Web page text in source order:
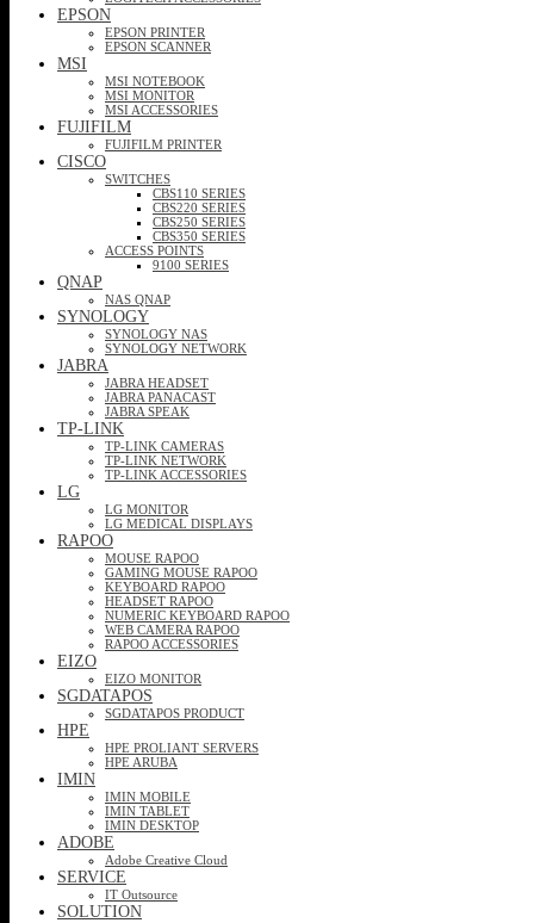
EPSON
EPSON PRINTER
EPSON SCANNER
MSI
MSI NOTEBOOK
MSI MONITOR
MSI ACCESSORIES
FUJIFILM
FUJIFILM PRINTER
CISCO
SWITCHES
CBS110 SERIES
CBS220 SERIES
CBS250 SERIES
CBS350 SERIES
ACCESS POINTS
9100 SERIES
QNAP
NAS QNAP
SYNOLOGY
SYNOLOGY NAS
SYNOLOGY NETWORK
JABRA
JABRA HEADSET
JABRA PANACAST
JABRA SPEAK
TP-LINK
TP-LINK CAMERAS
TP-LINK NETWORK
TP-LINK ACCESSORIES
LG
LG MONITOR
LG MEDICAL DISPLAYS
RAPOO
MOUSE RAPOO
GAMING MOUSE RAPOO
KEYBOARD RAPOO
HEADSET RAPOO
NUMERIC KEYBOARD RAPOO
WEB CAMERA RAPOO
RAPOO ACCESSORIES
EIZO
EIZO MONITOR
SGDATAPOS
SGDATAPOS PRODUCT
HPE
HPE PROLIANT SERVERS
HPE ARUBA
IMIN
IMIN MOBILE
IMIN TABLET
IMIN DESKTOP
ADOBE
Adobe Creative Cloud
SERVICE
IT Outsource
SOLUTION